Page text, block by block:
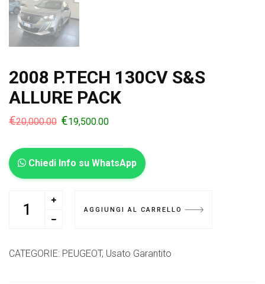
2008 P.TECH 130CV S&S
ALLURE PACK
€20,000.00 €19,500.00
Chiedi Info su WhatsApp
AGGIUNGI AL CARRELLO
CATEGORIE: PEUGEOT, Usato Garantito